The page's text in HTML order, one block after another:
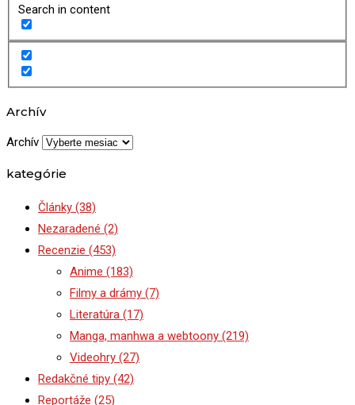
Search in content
Archív
Archív
kategórie
Články (38)
Nezaradené (2)
Recenzie (453)
Anime (183)
Filmy a drámy (7)
Literatúra (17)
Manga, manhwa a webtoony (219)
Videohry (27)
Redakčné tipy (42)
Reportáže (25)